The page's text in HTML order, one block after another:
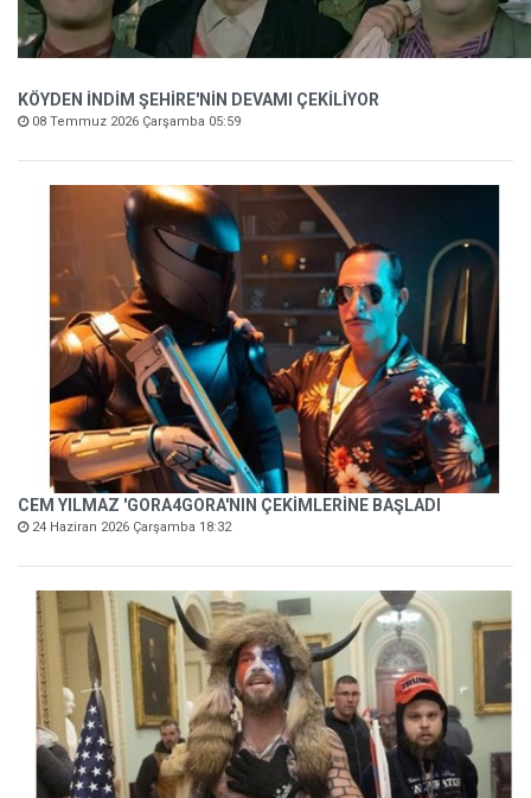
KÖYDEN İNDİM ŞEHİRE'NİN DEVAMI ÇEKİLİYOR
08 Temmuz 2026 Çarşamba 05:59
CEM YILMAZ 'GORA4GORA'NIN ÇEKİMLERİNE BAŞLADI
24 Haziran 2026 Çarşamba 18:32